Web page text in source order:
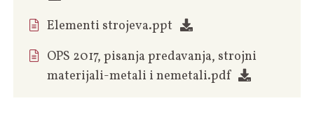
Elementi strojeva.ppt
OPS 2017, pisanja predavanja, strojni
materijali-metali i nemetali.pdf